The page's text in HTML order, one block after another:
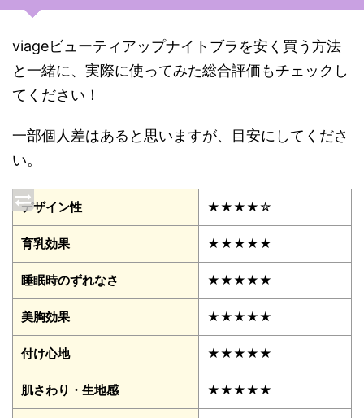
viageビューティアップナイトブラを安く買う方法
と一緒に、実際に使ってみた総合評価もチェックし
てください！
一部個人差はあると思いますが、目安にしてくださ
い。
デザイン性 ★★★★☆
育乳効果 ★★★★★
睡眠時のずれなさ ★★★★★
美胸効果 ★★★★★
付け心地 ★★★★★
肌さわり・生地感 ★★★★★